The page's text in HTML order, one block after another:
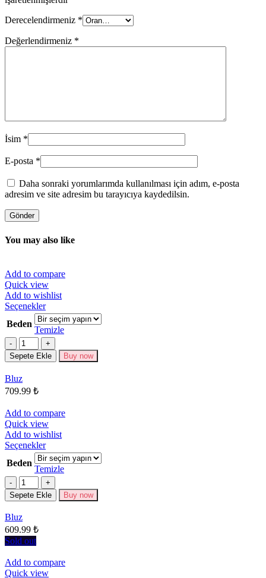
Derecelendirmeniz *
Değerlendirmeniz *
İsim *
E-posta *
Daha sonraki yorumlarımda kullanılması için adım, e-posta
adresim ve site adresim bu tarayıcıya kaydedilsin.
You may also like
Add to compare
Quick view
Add to wishlist
SeçeneklerBu
ürünün
birden
fazla
varyasyonu
var.
Beden
Temizle
Miktar
Sepete Ekle Buy now
Bluz
709.99 ₺
Add to compare
Quick view
Add to wishlist
SeçeneklerBu
ürünün
birden
fazla
varyasyonu
var.
Beden
Temizle
Miktar
Sepete Ekle Buy now
Bluz
609.99 ₺
Sold out
Add to compare
Quick view